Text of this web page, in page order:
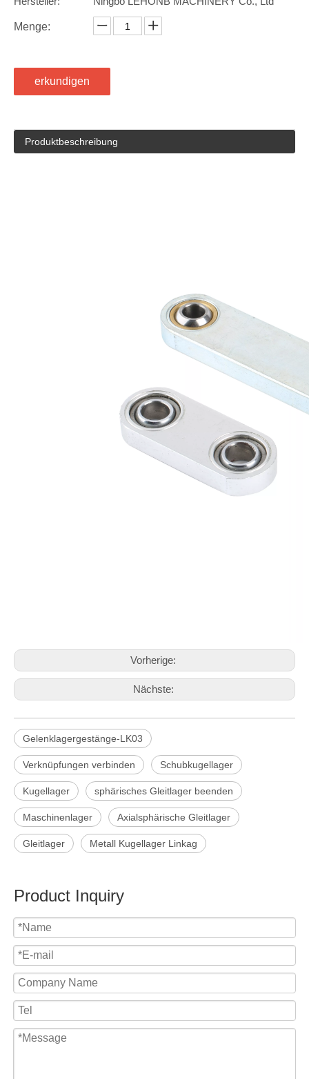
Menge:
erkundigen
Produktbeschreibung
Vorherige:
Nächste:
Gelenklagergestänge-LK03
Verknüpfungen verbinden Schubkugellager
Kugellager sphärisches Gleitlager beenden
Maschinenlager Axialsphärische Gleitlager
Gleitlager Metall Kugellager Linkag
Product Inquiry